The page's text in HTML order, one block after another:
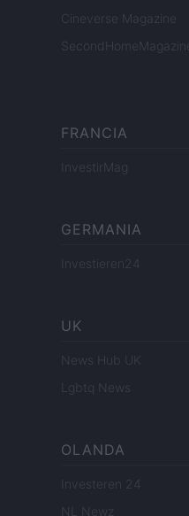
Cineverse Magazine
SecondHomeMagazine
FRANCIA
InvestirMag
GERMANIA
Investieren24
UK
News Hub UK
Lgbtq News
OLANDA
Investeren 24
NL Newz